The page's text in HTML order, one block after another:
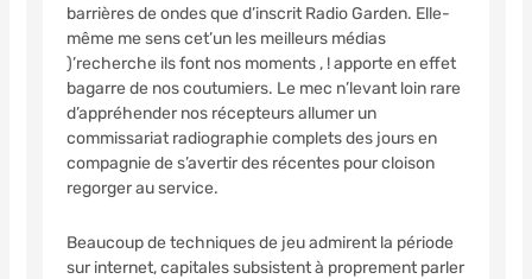
barrières de ondes que d’inscrit Radio Garden. Elle-
même me sens cet’un les meilleurs médias
)’recherche ils font nos moments , ! apporte en effet
bagarre de nos coutumiers. Le mec n’levant loin rare
d’appréhender nos récepteurs allumer un
commissariat radiographie complets des jours en
compagnie de s’avertir des récentes pour cloison
regorger au service.
Beaucoup de techniques de jeu admirent la période
sur internet, capitales subsistent à proprement parler